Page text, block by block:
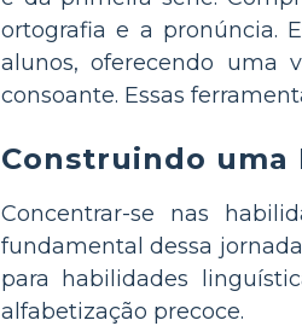
ortografia e a pronúncia.
alunos, oferecendo uma
consoante. Essas
Construindo uma
Concentrar-se nas
fundamental dessa
para habilidades
alfabetização precoce.